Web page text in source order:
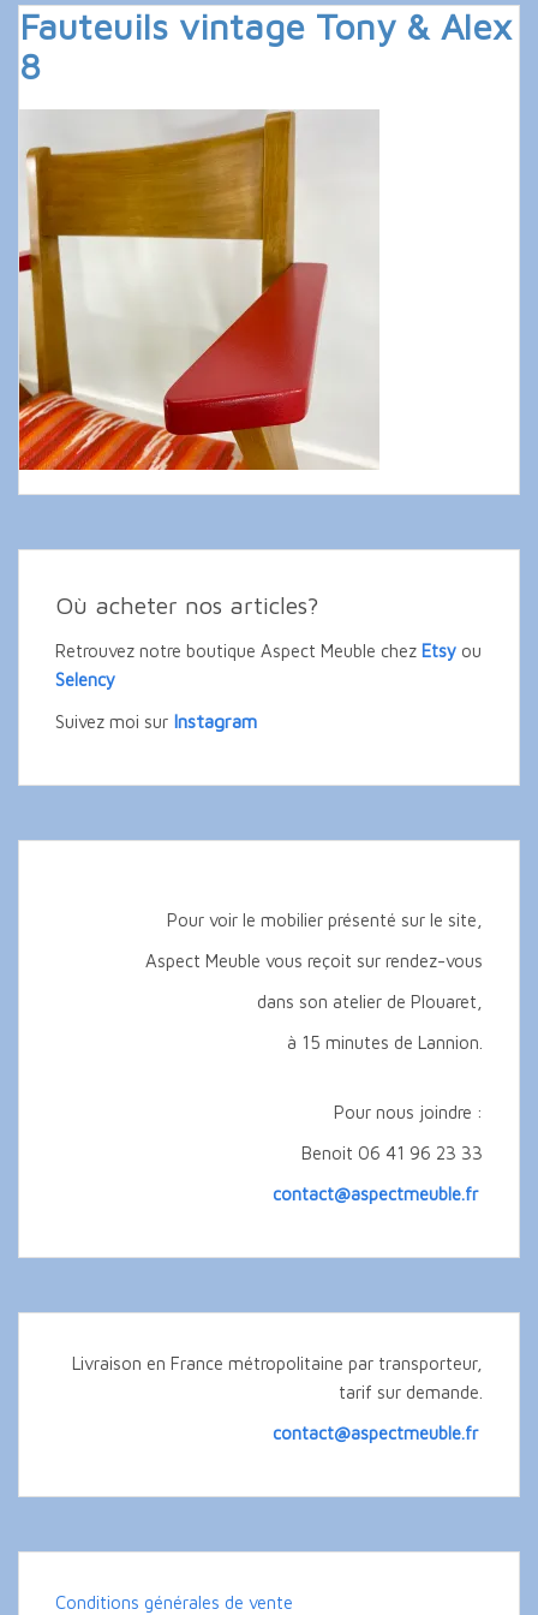
Fauteuils vintage Tony & Alex
8
Où acheter nos articles?
Retrouvez notre boutique Aspect Meuble chez Etsy ou
Selency
Suivez moi sur Instagram
Pour voir le mobilier présenté sur le site,
Aspect Meuble vous reçoit sur rendez-vous
dans son atelier de Plouaret,
à 15 minutes de Lannion.
Pour nous joindre :
Benoit 06 41 96 23 33
contact@aspectmeuble.fr
Livraison en France métropolitaine par transporteur,
tarif sur demande.
contact@aspectmeuble.fr
Conditions générales de vente